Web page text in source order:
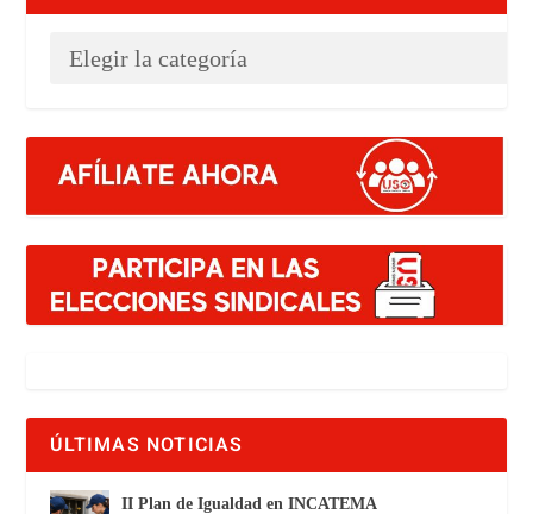
ÚLTIMAS NOTICIAS
II Plan de Igualdad en INCATEMA